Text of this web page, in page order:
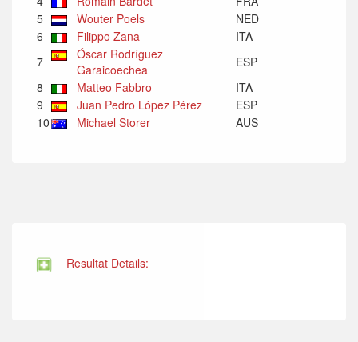
5
Wouter Poels
NED
6
Filippo Zana
ITA
7
Óscar Rodríguez
Garaicoechea
ESP
8
Matteo Fabbro
ITA
9
Juan Pedro López Pérez
ESP
10
Michael Storer AUS
Resultat Details: